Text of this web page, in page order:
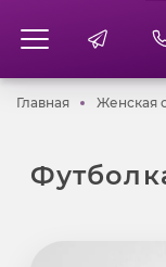
ГлавнаяГлавнаяЖенская